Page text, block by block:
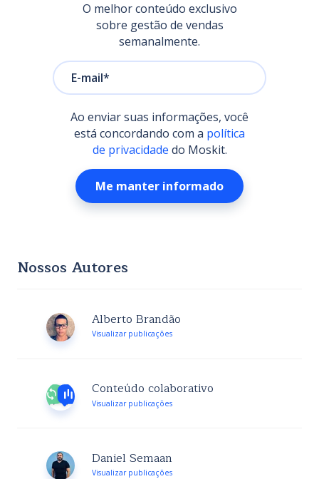
O melhor conteúdo exclusivo
sobre gestão de vendas
semanalmente.
Ao enviar suas informações, você
está concordando com a política
de privacidade do Moskit.
Nossos Autores
Alberto Brandão
Visualizar publicações
Conteúdo colaborativo
Visualizar publicações
Daniel Semaan
Visualizar publicações